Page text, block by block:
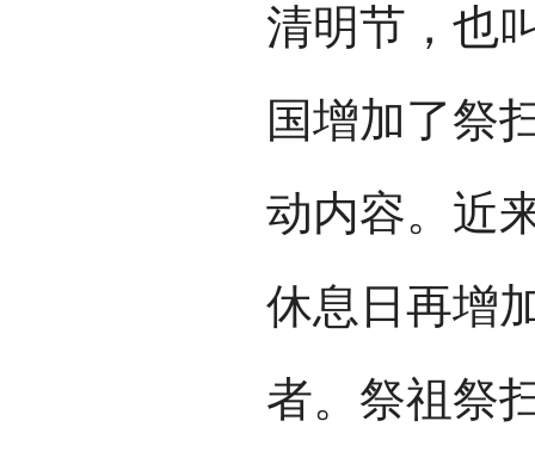
清明节，也
国增加了祭
动内容。近
休息日再增
者。祭祖祭